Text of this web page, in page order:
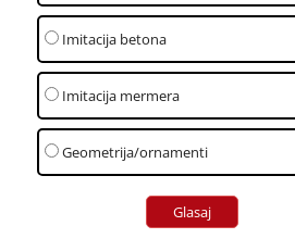
Imitacija betona
Imitacija mermera
Geometrija/ornamenti